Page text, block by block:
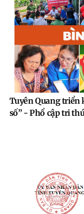
Tuyên Quang triển
số” - Phổ cập tri